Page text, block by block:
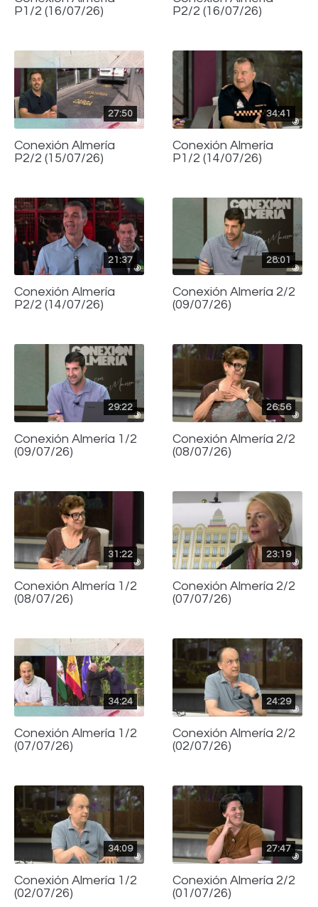
P1/2 (16/07/26)
P2/2 (16/07/26)
27:50
Conexión Almería
P2/2 (15/07/26)
34:41
Conexión Almería
P1/2 (14/07/26)
21:37
Conexión Almería
P2/2 (14/07/26)
28:01
Conexión Almería 2/2
(09/07/26)
29:22
Conexión Almería 1/2
(09/07/26)
26:56
Conexión Almería 2/2
(08/07/26)
31:22
Conexión Almería 1/2
(08/07/26)
23:19
Conexión Almería 2/2
(07/07/26)
34:24
Conexión Almería 1/2
(07/07/26)
24:29
Conexión Almería 2/2
(02/07/26)
34:09
Conexión Almería 1/2
(02/07/26)
27:47
Conexión Almería 2/2
(01/07/26)